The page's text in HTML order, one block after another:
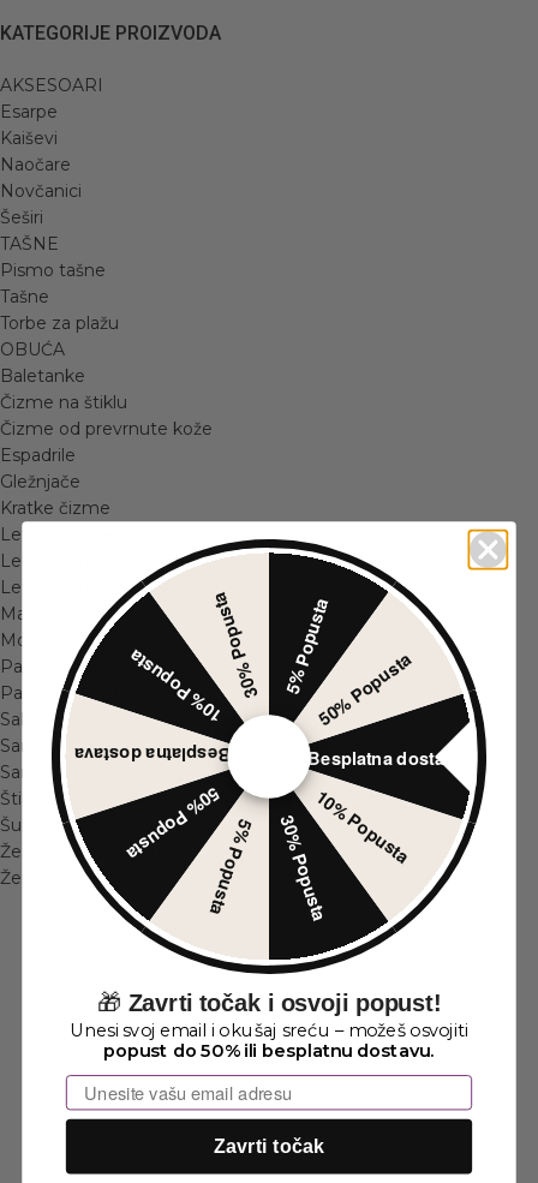
KATEGORIJE PROIZVODA
AKSESOARI
Esarpe
Kaiševi
Naočare
Novčanici
Šeširi
TAŠNE
Pismo tašne
Tašne
Torbe za plažu
OBUĆA
Baletanke
Čizme na štiklu
Čizme od prevrnute kože
Espadrile
Gležnjače
Kratke čizme
Letnje Čizme
Letnje ženske papuče
Letnje ženske sandale
Martinke
Mokasine
Patike cipele
Patike sa platformom
Salonke
Sandale
Sandalete
Štikle sa mašnom
Šunjalice za žene
Ženske antilop čizme
Ženske kaubojke
5% Popusta50% Popusta
Besplatna dostava
10% Popusta
30% Popusta
5% Popusta
50% Popusta
Besplatna dostava
10% Popusta30% Popusta
🎁 Zavrti točak i osvoji popust!
Unesi svoj email i okušaj sreću – možeš osvojiti
popust do 50% ili besplatnu dostavu.
Email
Zavrti točak